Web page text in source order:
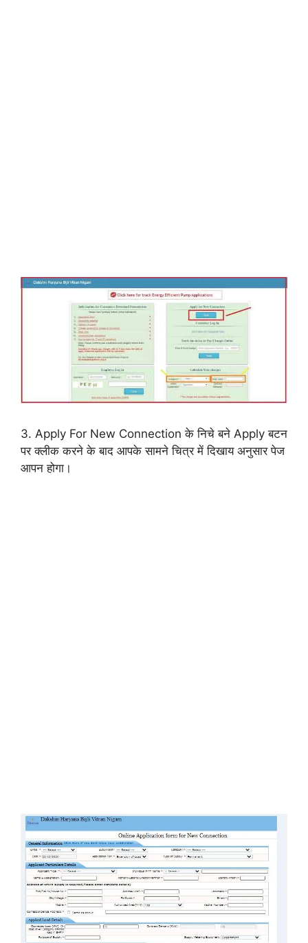
3. Apply For New Connection के निचे बने Apply बटन
पर क्लीक करने के बाद आपके सामने चित्र में दिखाय अनुसार पेज
आपन होगा।